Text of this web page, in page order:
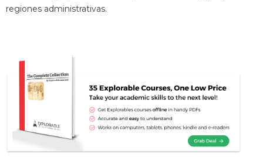
regiones administrativas.